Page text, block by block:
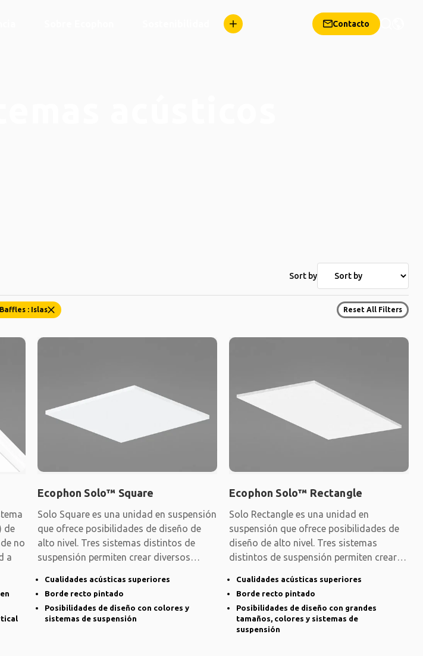
Contacto
Sort by
: Islas Reset All Filters
de
no
a
Ecophon Solo™ Square
Solo Square es una unidad en suspensión
que ofrece posibilidades de diseño de
alto nivel. Tres sistemas distintos de
suspensión permiten crear diversos
Cualidades acústicas superiores
Borde recto pintado
Posibilidades de diseño con colores y
sistemas de suspensión
Ecophon Solo™ Rectangle
Solo Rectangle es una unidad en
suspensión que ofrece posibilidades de
diseño de alto nivel. Tres sistemas
distintos de suspensión permiten crear
Cualidades acústicas superiores
Borde recto pintado
Posibilidades de diseño con grandes
tamaños, colores y sistemas de
suspensión